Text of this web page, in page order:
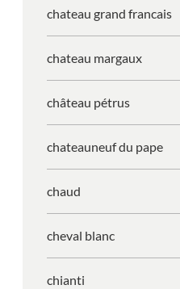
chateau grand francais
chateau margaux
château pétrus
chateauneuf du pape
chaud
cheval blanc
chianti